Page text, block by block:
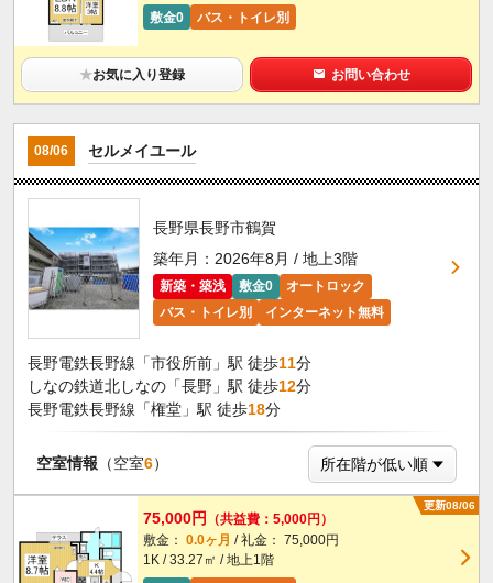
敷金0
バス・トイレ別
★お気に入り登録 お問い合わせ
08/06 セルメイユール
長野県長野市鶴賀
築年月：2026年8月 / 地上3階
新築・築浅 敷金0
オートロック
バス・トイレ別
インターネット無料
長野電鉄長野線「市役所前」駅 徒歩11分
しなの鉄道北しなの「長野」駅 徒歩12分
長野電鉄長野線「権堂」駅 徒歩18分
空室情報 （空室6）
更新08/06
75,000円
（共益費：5,000円）
敷金： 0.0ヶ月 / 礼金： 75,000円
1K / 33.27㎡ / 地上1階